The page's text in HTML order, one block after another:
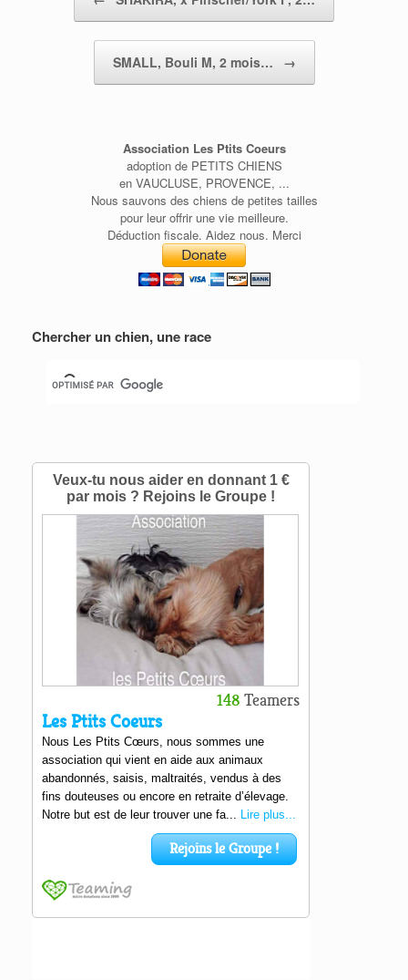
SMALL, Bouli M, 2 mois… →
Association Les Ptits Coeurs
adoption de PETITS CHIENS
en VAUCLUSE, PROVENCE, ...
Nous sauvons des chiens de petites tailles
pour leur offrir une vie meilleure.
Déduction fiscale. Aidez nous. Merci
Chercher un chien, une race